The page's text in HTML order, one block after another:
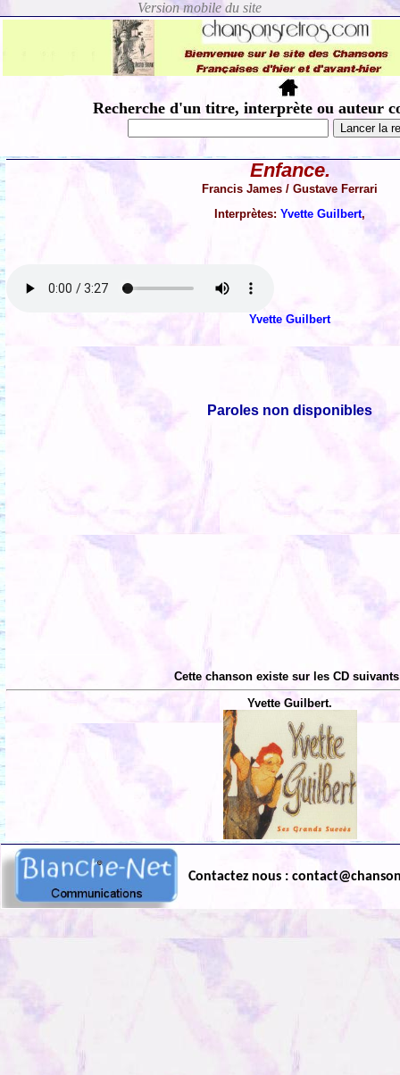
Recherche d'un titre, interprète ou auteur
Enfance.
Francis James / Gustave Ferrari
Interprètes:Yvette Guilbert,
Yvette Guilbert
Paroles non disponibles
Cette chanson existe sur les CD
Yvette Guilbert.
Contactez nous :